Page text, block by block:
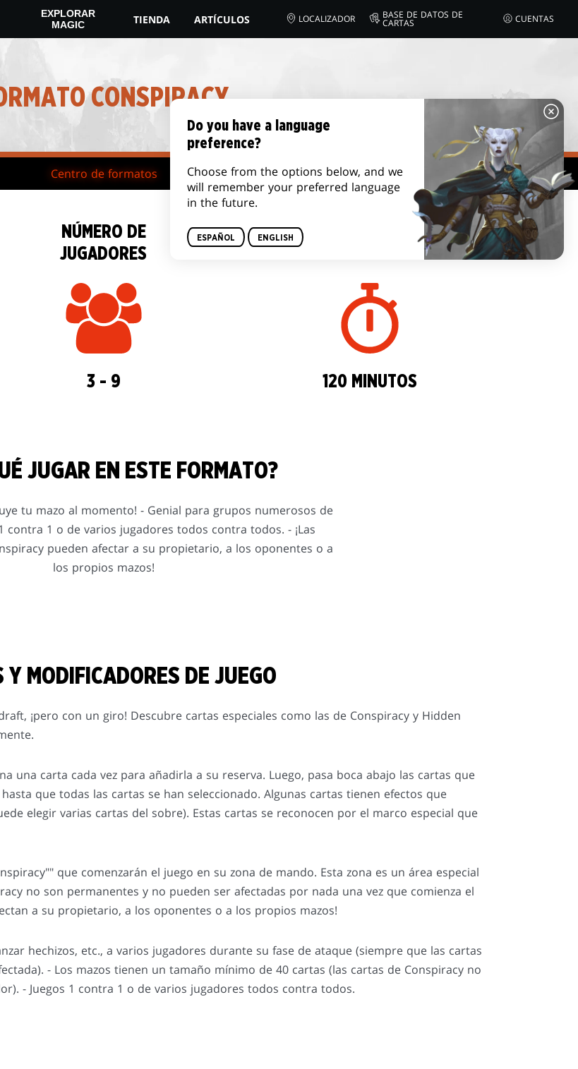
EXPLORAR
MAGIC
TIENDA ARTÍCULOS LOCALIZADOR BASE DE DATOS DE
CARTAS CUENTAS
CONSPIRACY
Centro de formatos
NÚMERO DE
JUGADORES
3 - 9
DURACIÓN DE UN
120 MINUTOS
JUGAR EN ESTE FORMATO?
tu mazo al momento! - Genial para grupos numerosos de
contra 1 o de varios jugadores todos contra todos. - ¡Las
pueden afectar a su propietario, a los oponentes o a
los propios mazos!
Y MODIFICADORES DE JUEGO
¡pero con un giro! Descubre cartas especiales como las de Conspiracy y Hidden
una carta cada vez para añadirla a su reserva. Luego, pasa boca abajo las cartas que
que todas las cartas se han seleccionado. Algunas cartas tienen efectos que
elegir varias cartas del sobre). Estas cartas se reconocen por el marco especial que
que comenzarán el juego en su zona de mando. Esta zona es un área especial
no son permanentes y no pueden ser afectadas por nada una vez que comienza el
a su propietario, a los oponentes o a los propios mazos!
hechizos, etc., a varios jugadores durante su fase de ataque (siempre que las cartas
- Los mazos tienen un tamaño mínimo de 40 cartas (las cartas de Conspiracy no
- Juegos 1 contra 1 o de varios jugadores todos contra todos.
Do you have a language
preference?
Choose from the options below, and we
will remember your preferred language
in the future.
ESPAÑOL ENGLISH